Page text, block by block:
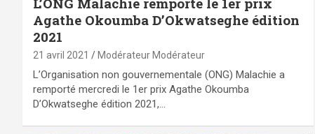
Agathe Okoumba D’Okwatseghe édition
2021
21 avril 2021 Modérateur Modérateur
L’Organisation non gouvernementale (ONG) Malachie a
remporté mercredi le 1er prix Agathe Okoumba
D’Okwatseghe édition 2021,…